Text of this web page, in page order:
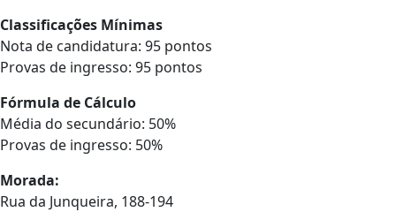
Classificações Mínimas
Nota de candidatura: 95 pontos
Provas de ingresso: 95 pontos
Fórmula de Cálculo
Média do secundário: 50%
Provas de ingresso: 50%
Morada:
Rua da Junqueira, 188-194